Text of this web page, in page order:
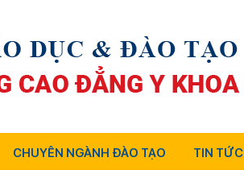
CHUYÊN NGÀNH ĐÀO TẠO TIN TỨC